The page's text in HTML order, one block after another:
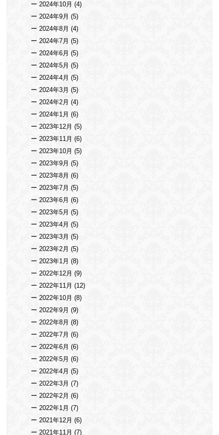
2024年10月 (4)
2024年9月 (5)
2024年8月 (4)
2024年7月 (5)
2024年6月 (5)
2024年5月 (5)
2024年4月 (5)
2024年3月 (5)
2024年2月 (4)
2024年1月 (6)
2023年12月 (5)
2023年11月 (6)
2023年10月 (5)
2023年9月 (5)
2023年8月 (6)
2023年7月 (5)
2023年6月 (6)
2023年5月 (5)
2023年4月 (5)
2023年3月 (5)
2023年2月 (5)
2023年1月 (8)
2022年12月 (9)
2022年11月 (12)
2022年10月 (8)
2022年9月 (9)
2022年8月 (8)
2022年7月 (6)
2022年6月 (6)
2022年5月 (6)
2022年4月 (5)
2022年3月 (7)
2022年2月 (6)
2022年1月 (7)
2021年12月 (6)
2021年11月 (7)